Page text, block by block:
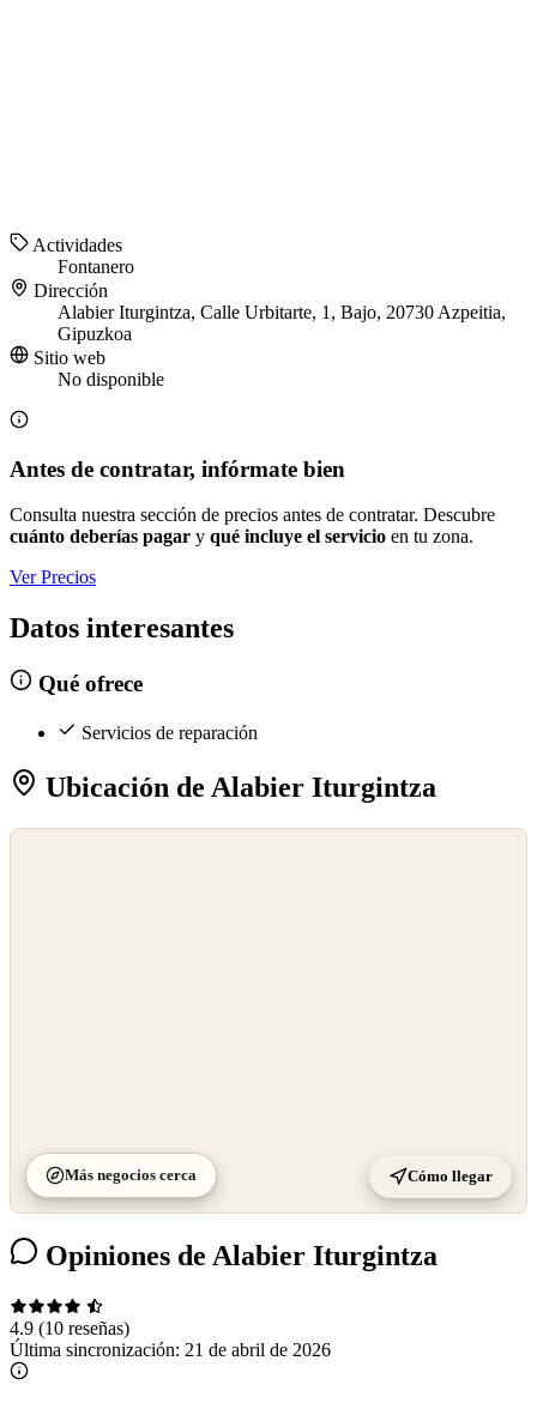
Actividades
Fontanero
Dirección
Alabier Iturgintza, Calle Urbitarte, 1, Bajo, 20730 Azpeitia,
Gipuzkoa
Sitio web
No disponible
Antes de contratar, infórmate bien
Consulta nuestra sección de precios antes de contratar. Descubre
cuánto deberías pagar y qué incluye el servicio en tu zona.
Ver Precios
Datos interesantes
Qué ofrece
Servicios de reparación
Ubicación de Alabier Iturgintza
Más negocios cerca Cómo llegar
Opiniones de Alabier Iturgintza
4.9 (10 reseñas)
Última sincronización: 21 de abril de 2026